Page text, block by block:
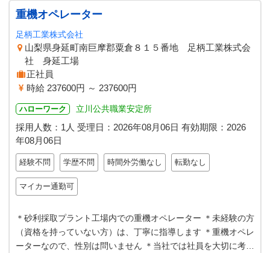
重機オペレーター
足柄工業株式会社
山梨県身延町南巨摩郡粟倉８１５番地 足柄工業株式会
社 身延工場
正社員
時給 237600円 ～ 237600円
ハローワーク 立川公共職業安定所
採用人数：1人 受理日： 2026年08月06日 有効期限： 2026
年08月06日
経験不問 学歴不問 時間外労働なし 転勤なし
マイカー通勤可
＊砂利採取プラント工場内での重機オペレーター ＊未経験の方
（資格を持っていない方）は、丁寧に指導します ＊重機オペレ
ーターなので、性別は問いません ＊当社では社員を大切に考え